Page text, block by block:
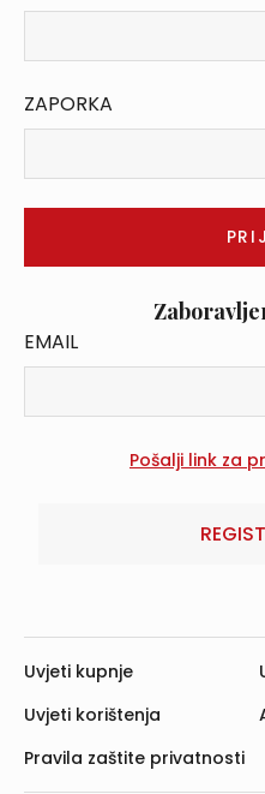
ZAPORKA
EMAIL
Uvjeti kupnje
Uvjeti korištenja
Pravila zaštite privatnosti